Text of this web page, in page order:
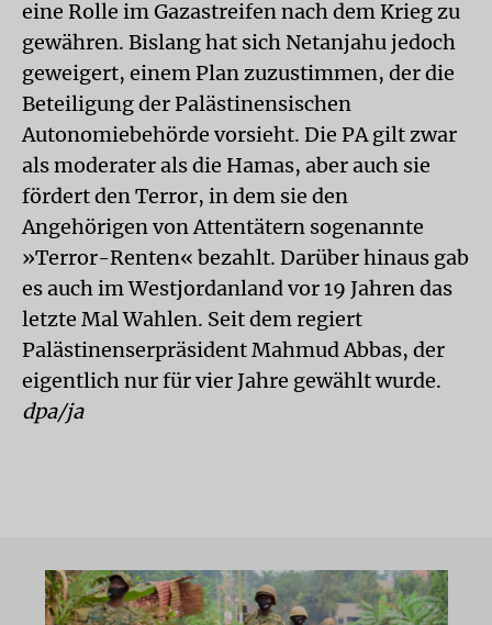
eine Rolle im Gazastreifen nach dem Krieg zu
gewähren. Bislang hat sich Netanjahu jedoch
geweigert, einem Plan zuzustimmen, der die
Beteiligung der Palästinensischen
Autonomiebehörde vorsieht. Die PA gilt zwar
als moderater als die Hamas, aber auch sie
fördert den Terror, in dem sie den
Angehörigen von Attentätern sogenannte
»Terror-Renten« bezahlt. Darüber hinaus gab
es auch im Westjordanland vor 19 Jahren das
letzte Mal Wahlen. Seit dem regiert
Palästinenserpräsident Mahmud Abbas, der
eigentlich nur für vier Jahre gewählt wurde.
dpa/ja